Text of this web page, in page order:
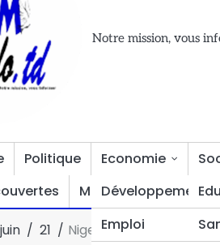
Notre mission, vous
Politique
Economie
Développement
Emploi
Multimédia Divers
juin 21 Niger : l’AES